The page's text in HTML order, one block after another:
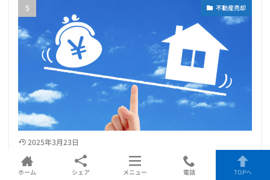
不動産売却
2025年3月23日
【2025年最新】不動産一括査定サイトのおすすめ比較ランキング
７選
ホーム シェア メニュー 電話 TOPへ